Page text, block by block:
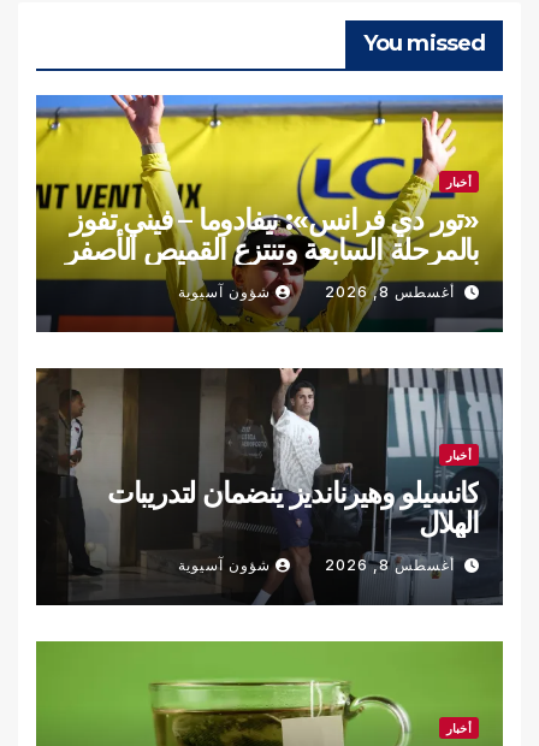
You missed
أخبار
«تور دي فرانس»: نيفادوما – فيني تفوز
بالمرحلة السابعة وتنتزع القميص الأصفر
أغسطس 8, 2026 شؤون آسيوية
أخبار
كانسيلو وهيرنانديز ينضمان لتدريبات
الهلال
أغسطس 8, 2026 شؤون آسيوية
أخبار